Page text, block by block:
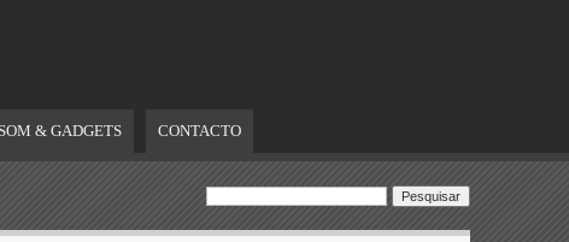
SOM & GADGETS CONTACTO